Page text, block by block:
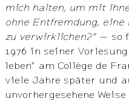
mich halten, um mit
ohne Entfremdung,
zu verwirklichen?”— so
1976 in seiner
leben” am Collège de
viele Jahre später und
unvorhergesehene